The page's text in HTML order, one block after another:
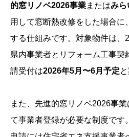
的窓リノベ2026事業またはみら
用して窓断熱改修をした場合に
する仕組みです。対象物件は、
県内事業者とリフォーム工事契
請受付は2026年5月〜6月予定
また、先進的窓リノベ2026事
て事業者登録が必要な制度です